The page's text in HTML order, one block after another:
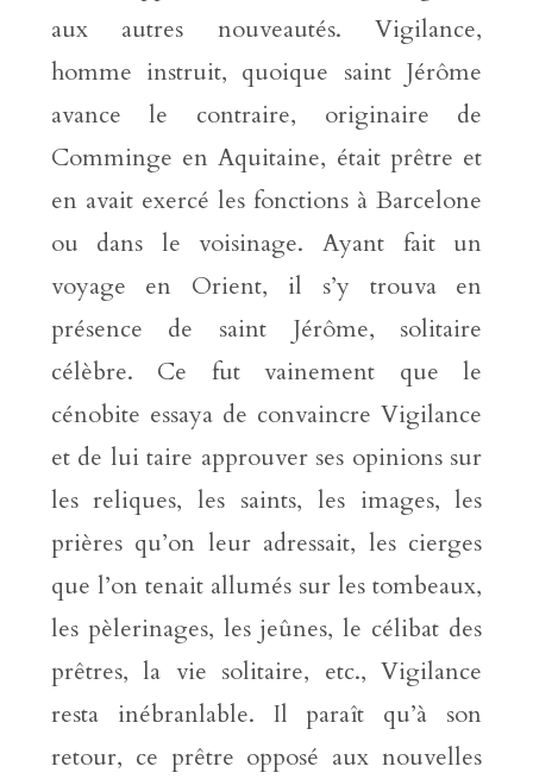
aux autres nouveautés. Vigilance,
homme instruit, quoique saint Jérôme
avance le contraire, originaire de
Comminge en Aquitaine, était prêtre et
en avait exercé les fonctions à Barcelone
ou dans le voisinage. Ayant fait un
voyage en Orient, il s’y trouva en
présence de saint Jérôme, solitaire
célèbre. Ce fut vainement que le
cénobite essaya de convaincre Vigilance
et de lui taire approuver ses opinions sur
les reliques, les saints, les images, les
prières qu’on leur adressait, les cierges
que l’on tenait allumés sur les tombeaux,
les pèlerinages, les jeûnes, le célibat des
prêtres, la vie solitaire, etc., Vigilance
resta inébranlable. Il paraît qu’à son
retour, ce prêtre opposé aux nouvelles